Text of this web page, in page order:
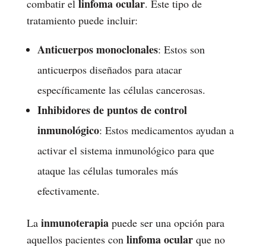
combatir el linfoma ocular. Este tipo de
tratamiento puede incluir:
Anticuerpos monoclonales: Estos son
anticuerpos diseñados para atacar
específicamente las células cancerosas.
Inhibidores de puntos de control
inmunológico: Estos medicamentos ayudan a
activar el sistema inmunológico para que
ataque las células tumorales más
efectivamente.
La inmunoterapiapuede ser una opción para
aquellos pacientes con linfoma ocularque no